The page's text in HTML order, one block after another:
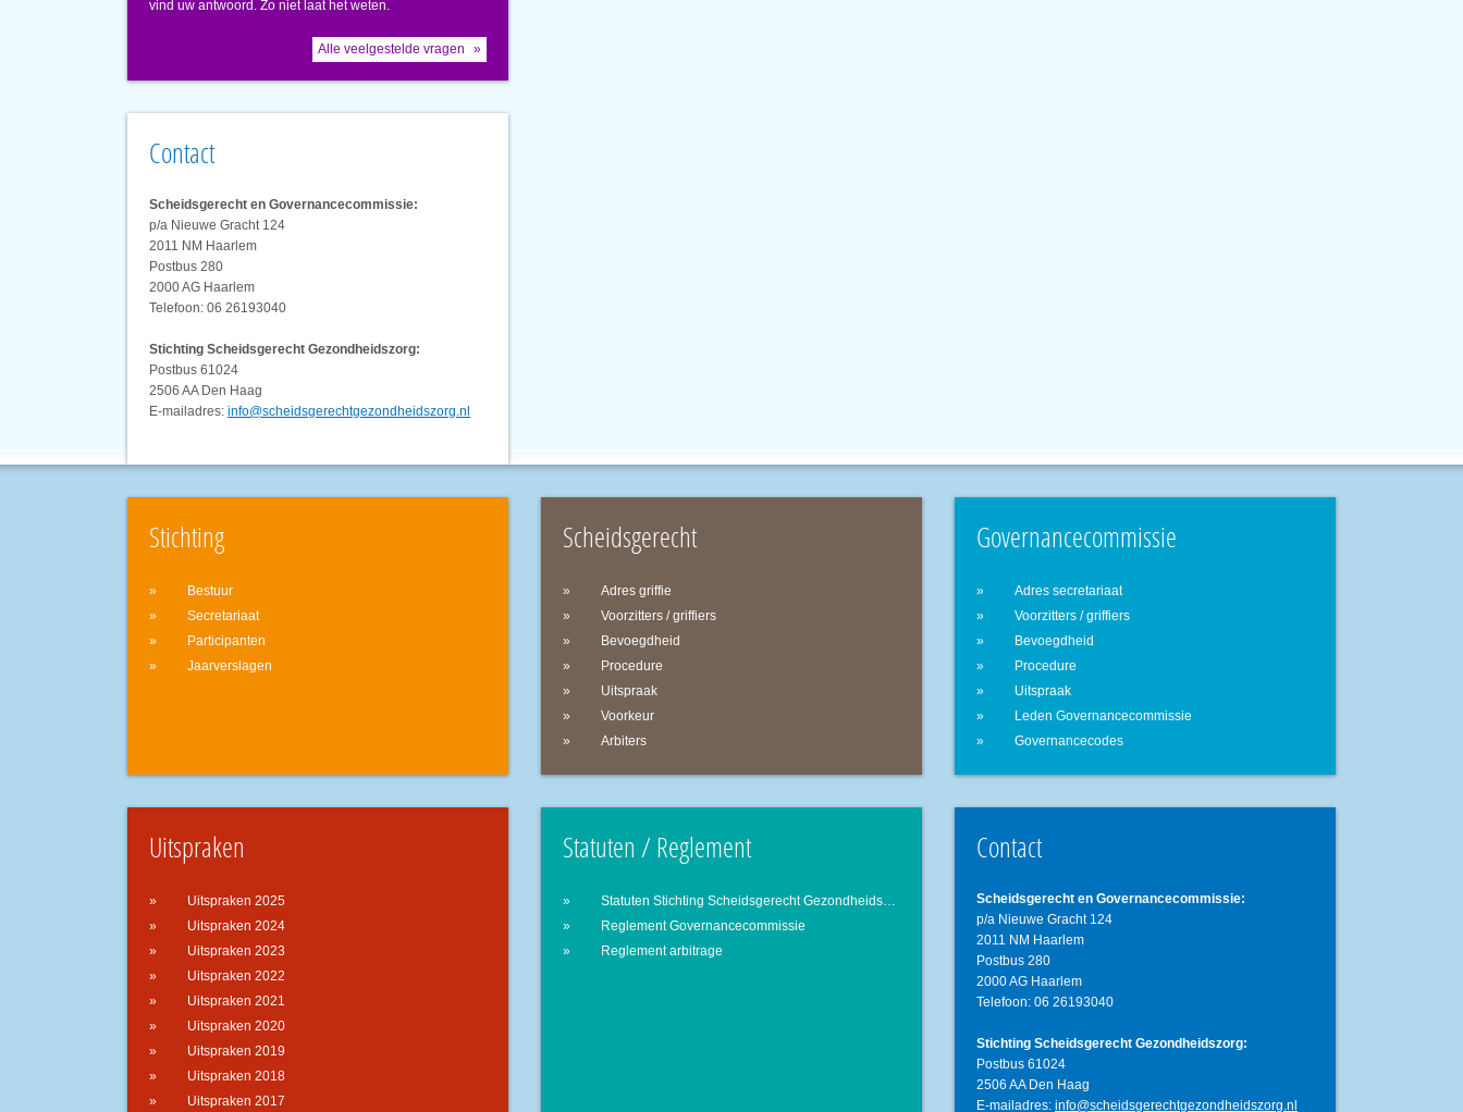
vind uw antwoord. Zo niet laat het weten.
Alle veelgestelde vragen
Contact
Scheidsgerecht en Governancecommissie:
p/a Nieuwe Gracht 124
2011 NM Haarlem
Postbus 280
2000 AG Haarlem
Telefoon: 06 26193040
Stichting Scheidsgerecht Gezondheidszorg:
Postbus 61024
2506 AA Den Haag
E-mailadres: info@scheidsgerechtgezondheidszorg.nl
Stichting
Bestuur
Secretariaat
Participanten
Jaarverslagen
Scheidsgerecht
Adres griffie
Voorzitters / griffiers
Bevoegdheid
Procedure
Uitspraak
Voorkeur
Arbiters
Governancecommissie
Adres secretariaat
Voorzitters / griffiers
Bevoegdheid
Procedure
Uitspraak
Leden Governancecommissie
Governancecodes
Uitspraken
Uitspraken 2025
Uitspraken 2024
Uitspraken 2023
Uitspraken 2022
Uitspraken 2021
Uitspraken 2020
Uitspraken 2019
Uitspraken 2018
Uitspraken 2017
Statuten / Reglement
Statuten Stichting Scheidsgerecht Gezondheidszorg
Reglement Governancecommissie
Reglement arbitrage
Contact
Scheidsgerecht en Governancecommissie:
p/a Nieuwe Gracht 124
2011 NM Haarlem
Postbus 280
2000 AG Haarlem
Telefoon: 06 26193040
Stichting Scheidsgerecht Gezondheidszorg:
Postbus 61024
2506 AA Den Haag
E-mailadres: info@scheidsgerechtgezondheidszorg.nl